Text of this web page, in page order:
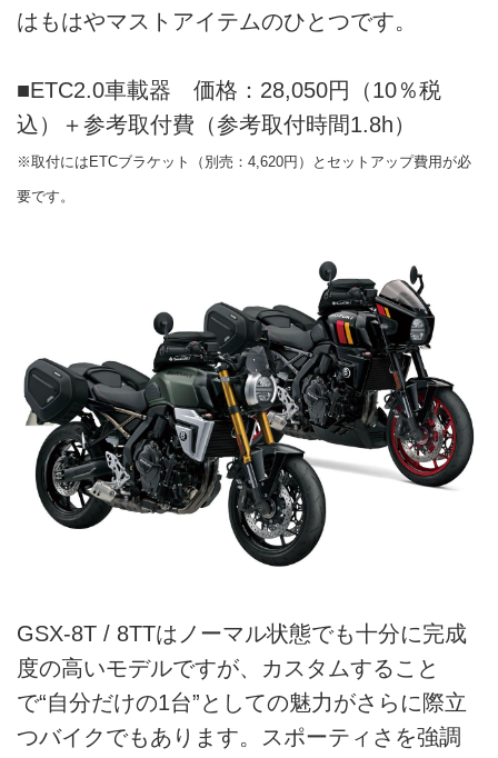
はもはやマストアイテムのひとつです。
■ETC2.0車載器 価格：28,050円（10％税
込）＋参考取付費（参考取付時間1.8h）
※取付にはETCブラケット（別売：4,620円）とセットアップ費用が必
要です。
GSX-8T / 8TTはノーマル状態でも十分に完成
度の高いモデルですが、カスタムすること
で“自分だけの1台”としての魅力がさらに際立
つバイクでもあります。スポーティさを強調